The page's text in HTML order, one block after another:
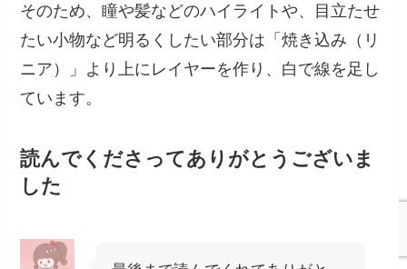
そのため、瞳や髪などのハイライトや、目立たせ
たい小物など明るくしたい部分は「焼き込み（リ
ニア）」より上にレイヤーを作り、白で線を足し
ています。
読んでくださってありがとうございま
した